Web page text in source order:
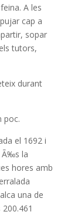
A les
cap a
sopar
tutors,
durant
poc.
el 1692 i
Ã‰s la
hores amb
una de